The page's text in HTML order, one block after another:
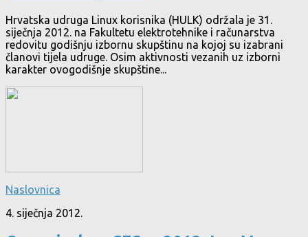
Hrvatska udruga Linux korisnika (HULK) održala je 31.
siječnja 2012. na Fakultetu elektrotehnike i računarstva
redovitu godišnju izbornu skupštinu na kojoj su izabrani
članovi tijela udruge. Osim aktivnosti vezanih uz izborni
karakter ovogodišnje skupštine...
Naslovnica
4. siječnja 2012.